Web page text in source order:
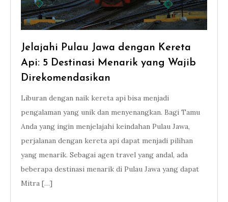
Jelajahi Pulau Jawa dengan Kereta
Api: 5 Destinasi Menarik yang Wajib
Direkomendasikan
Liburan dengan naik kereta api bisa menjadi
pengalaman yang unik dan menyenangkan. Bagi Tamu
Anda yang ingin menjelajahi keindahan Pulau Jawa,
perjalanan dengan kereta api dapat menjadi pilihan
yang menarik. Sebagai agen travel yang andal, ada
beberapa destinasi menarik di Pulau Jawa yang dapat
Mitra […]